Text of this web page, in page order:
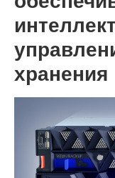
хранения